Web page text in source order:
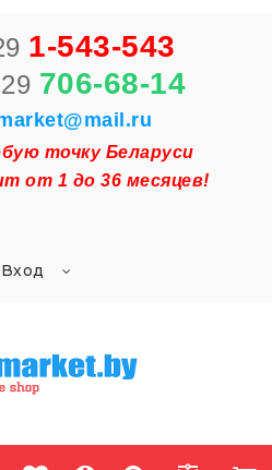
1-543-543
706-68-14
точку Беларуси
от 1 до 36 месяцев!
Вход